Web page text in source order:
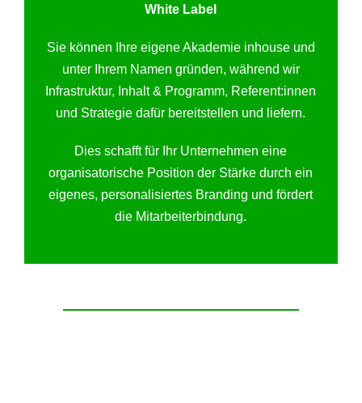
White Label
Sie können Ihre eigene Akademie inhouse und
unter Ihrem Namen gründen, während wir
Infrastruktur, Inhalt & Programm, Referent:innen
und Strategie dafür bereitstellen und liefern.
Dies schafft für Ihr Unternehmen eine
organisatorische Position der Stärke durch ein
eigenes, personalisiertes Branding und fördert
die Mitarbeiterbindung.